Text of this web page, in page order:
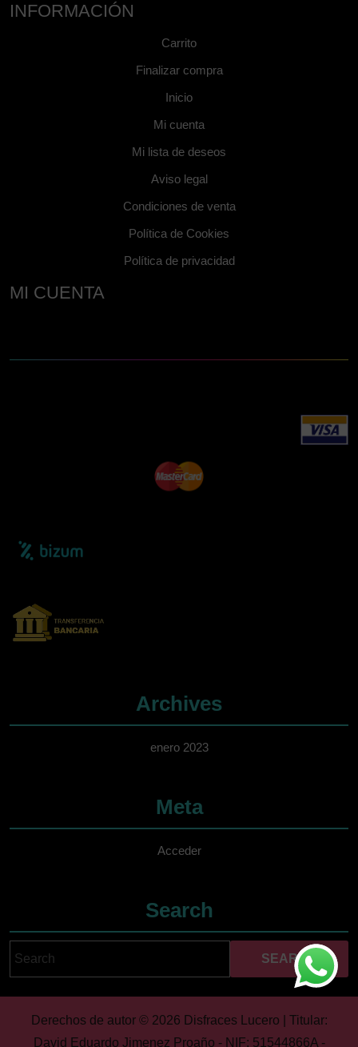
INFORMACIÓN
Carrito
Finalizar compra
Inicio
Mi cuenta
Mi lista de deseos
Aviso legal
Condiciones de venta
Política de Cookies
Política de privacidad
MI CUENTA
Archives
enero 2023
Meta
Acceder
Search
Cuando hay
Derechos de autor © 2026 Disfraces Lucero | Titular:
David Eduardo Jimenez Proaño - NIF: 51544866A -